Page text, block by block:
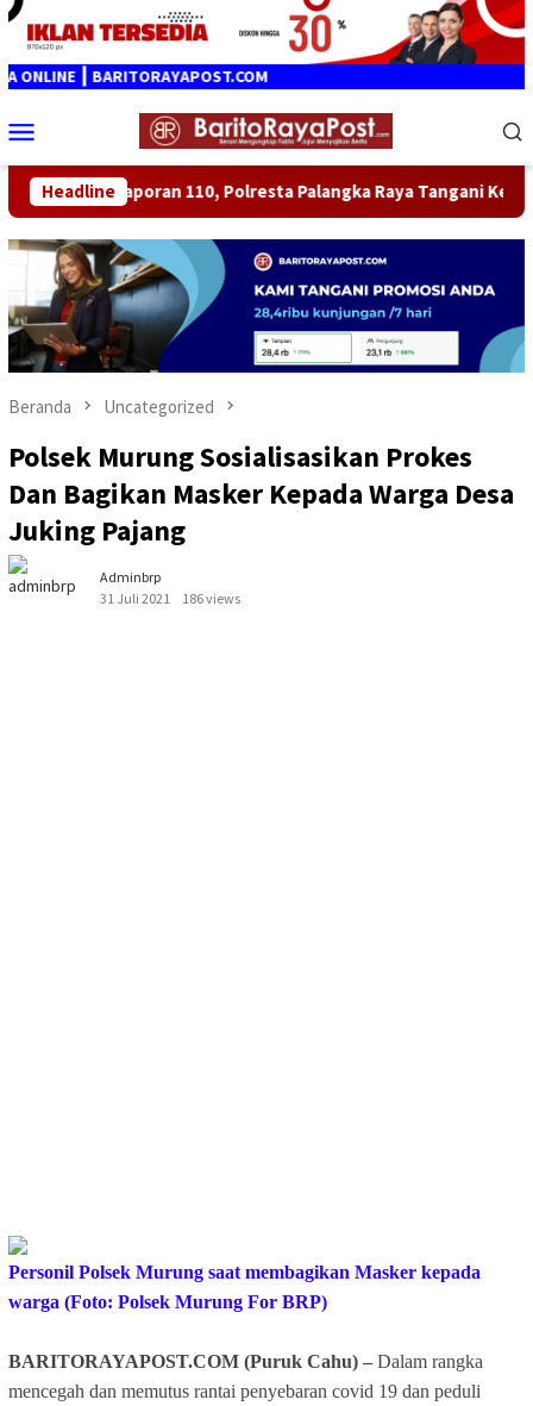
Loncat
konten
┃ BARITORAYAPOST.COM
Mobile
Headline
Laporan 110, Polresta Palangka Raya Tangani Keributan
Beranda Uncategorized
Polsek Murung Sosialisasikan Prokes
Dan Bagikan Masker Kepada Warga Desa
Juking Pajang
Adminbrp
31 Juli 2021
186 views
Personil Polsek Murung saat membagikan Masker kepada
warga (Foto: Polsek Murung For BRP)
BARITORAYAPOST.COM (Puruk Cahu) – Dalam rangka
mencegah dan memutus rantai penyebaran covid 19 dan peduli